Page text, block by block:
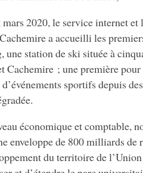
2020, le service internet
a accueilli les
une station de ski située à
Cachemire ; une première
sportifs depuis
économique et comptable,
enveloppe de 800 milliards
du territoire de